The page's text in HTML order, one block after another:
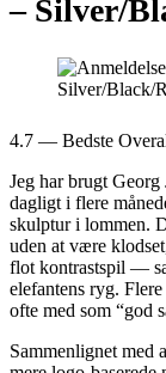
– Silver/
4.7 — Bedste
Jeg har brugt
dagligt i flere
skulptur i lommen.
uden at være
flot kontrastspil —
elefantens ryg.
ofte med som “god
Sammenlignet med